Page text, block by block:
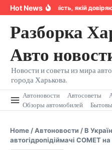
Перейти к содержанию
Hot NewsНадійність, якій
Разборка
Авто
Новости и советы из мира
города Харькова.
Автоновости Автосоветы
Обзоры автомобилей
Home /Автоновости /В
автогідропідіймачі COMET